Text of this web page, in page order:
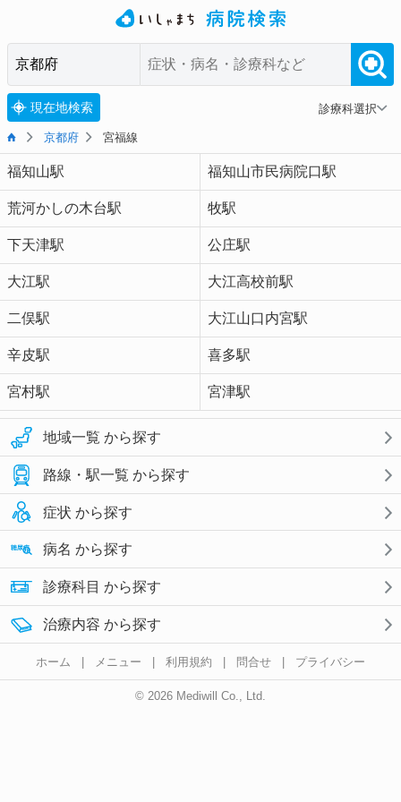
現在地検索 診療科選択
京都府 宮福線
福知山駅 福知山市民病院口駅
荒河かしの木台駅 牧駅
下天津駅 公庄駅
大江駅 大江高校前駅
二俣駅 大江山口内宮駅
辛皮駅 喜多駅
宮村駅 宮津駅
地域一覧 から探す
路線・駅一覧 から探す
症状 から探す
病名 から探す
診療科目 から探す
治療内容 から探す
ホーム | メニュー | 利用規約 | 問合せ | プライバシー
© 2026 Mediwill Co., Ltd.